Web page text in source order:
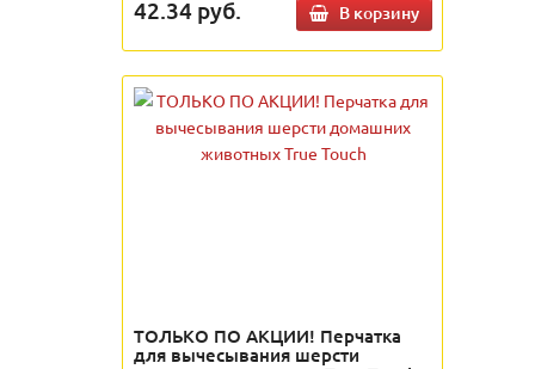
42.34 руб. В корзину
ТОЛЬКО ПО АКЦИИ! Перчатка
для вычесывания шерсти